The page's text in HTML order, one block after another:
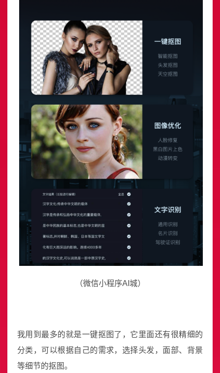
（微信小程序AI城）
我用到最多的就是一键抠图了，它里面还有很精细的
分类，可以根据自己的需求，选择头发，面部、背景
等细节的抠图。